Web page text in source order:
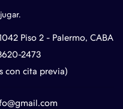
Piso 2 - Palermo, CABA
2473
con cita previa)